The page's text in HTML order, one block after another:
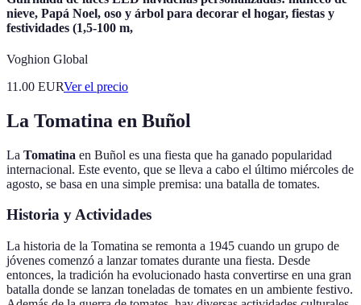
nieve, Papá Noel, oso y árbol para decorar el hogar, fiestas y
festividades (1,5-100 m,
Voghion Global
11.00 EURVer el precio
La Tomatina en Buñol
La Tomatina en Buñol es una fiesta que ha ganado popularidad
internacional. Este evento, que se lleva a cabo el último miércoles de
agosto, se basa en una simple premisa: una batalla de tomates.
Historia y Actividades
La historia de la Tomatina se remonta a 1945 cuando un grupo de
jóvenes comenzó a lanzar tomates durante una fiesta. Desde
entonces, la tradición ha evolucionado hasta convertirse en una gran
batalla donde se lanzan toneladas de tomates en un ambiente festivo.